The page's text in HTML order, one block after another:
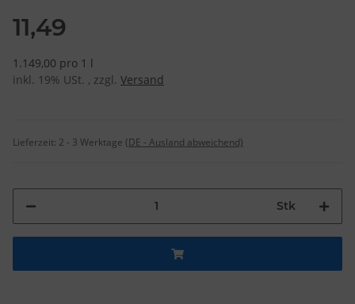
11,49
1.149,00 pro 1 l
inkl. 19% USt. , zzgl. Versand
Lieferzeit: 2 - 3 Werktage (DE - Ausland abweichend)
Stk